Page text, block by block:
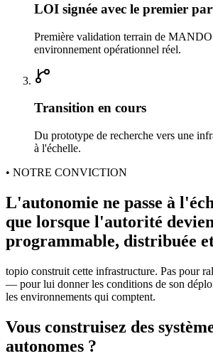
LOI signée avec le premier
Première validation terrain de
environnement opérationnel réel.
Transition en cours
Du prototype de recherche vers une
à l'échelle.
• NOTRE CONVICTION
L'autonomie ne passe à
que lorsque l'autorité
programmable, distribuée
topio construit cette infrastructure. Pas pour
— pour lui donner les conditions de son
les environnements qui comptent.
Vous construisez des
autonomes ?